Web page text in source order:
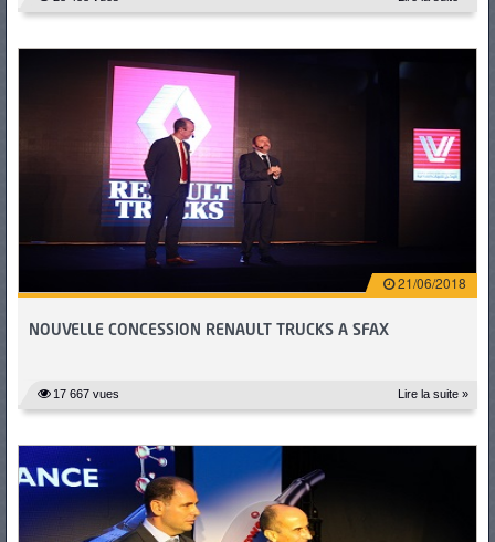
21/06/2018
NOUVELLE CONCESSION RENAULT TRUCKS A SFAX
17 667 vues Lire la suite »